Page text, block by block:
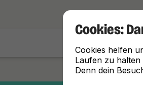
Cookies:
Cookies helfen
Laufen zu halten
Denn dein